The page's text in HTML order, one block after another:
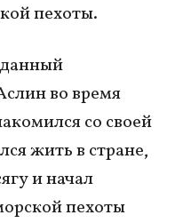
пехоты.
во время
со своей
жить в стране,
и начал
пехоты